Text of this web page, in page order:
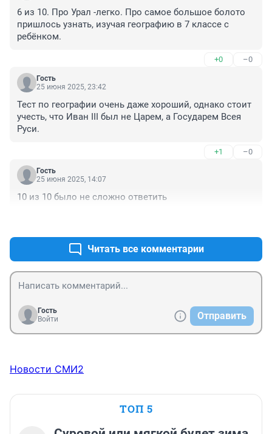
6 из 10. Про Урал -легко. Про самое большое болото
пришлось узнать, изучая географию в 7 классе с
ребёнком.
+0 –0
Гость
25 июня 2025, 23:42
Тест по географии очень даже хороший, однако стоит
учесть, что Иван III был не Царем, а Государем Всея
Руси.
+1 –0
Гость
25 июня 2025, 14:07
10 из 10 было не сложно ответить
Читать все комментарии
Гость
Войти
Отправить
Новости СМИ2
ТОП 5